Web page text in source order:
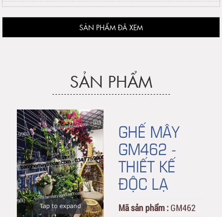
SẢN PHẨM ĐÃ XEM
SẢN PHẨM
Tap to expand
GHẾ MÂY
GM462 -
THIẾT KẾ
ĐỘC LẠ
Mã sản phẩm : GM462